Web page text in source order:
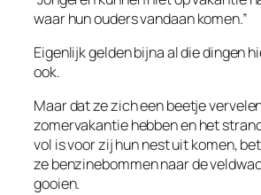
waar hun ouders vandaan komen.”
Eigenlijk gelden bijna al die dingen
ook.
Maar dat ze zich een beetje
zomervakantie hebben en het
vol is voor zij hun nest uit komen,
ze benzinebommen naar de
gooien.